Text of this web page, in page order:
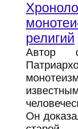
религий
Автор
Он